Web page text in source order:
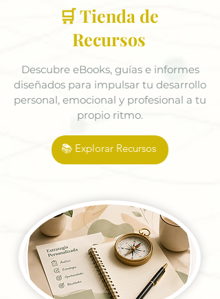
🛒 Tienda de
Recursos
Descubre eBooks, guías e informes
diseñados para impulsar tu desarrollo
personal, emocional y profesional a tu
propio ritmo.
📚 Explorar Recursos